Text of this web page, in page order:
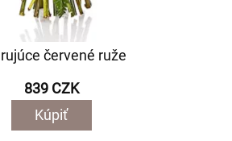
červené ruže
839 CZK
Kúpiť